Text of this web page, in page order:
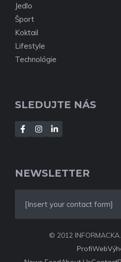
Jedlo
Šport
Koktail
Lifestyle
Technológie
SLEDUJTE NÁS
NEWSLETTER
[Insert your contact form]
© 2012